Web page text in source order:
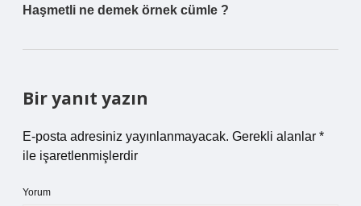
Haşmetli ne demek örnek cümle ?
Bir yanıt yazın
E-posta adresiniz yayınlanmayacak. Gerekli alanlar *
ile işaretlenmişlerdir
Yorum